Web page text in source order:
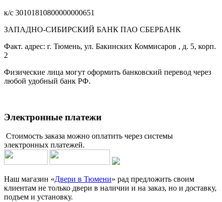
к/с 30101810800000000651
ЗАПАДНО-СИБИРСКИЙ БАНК ПАО СБЕРБАНК
Факт. адрес: г. Тюмень, ул. Бакинских Коммисаров , д. 5, корп.
2
Физические лица могут оформить банковский перевод через
любой удобный банк РФ.
Электронные платежи
Стоимость заказа можно оплатить через системы
электронных платежей.
Наш магазин «Двери в Тюмени» рад предложить своим
клиентам не только двери в наличии и на заказ, но и доставку,
подъем и установку.